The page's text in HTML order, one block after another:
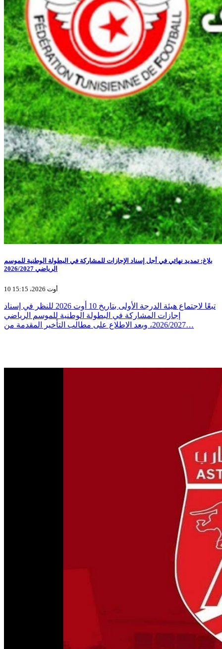
بلاغ: تمديد نهائي في أجل إسناد الإجازات للمشاركة في البطولة الوطنية للموسم
الرياضي 2026/2027
10 أوت 2026، 15:15
تبعًا لاجتماع هيئة الدرجة الأولى بتاريخ 10 أوت 2026 للنظر في إسناد
إجازات المشاركة في البطولة الوطنية للموسم الرياضي
2026/2027، وبعد الاطلاع على مطالب التأخير المقدمة من…